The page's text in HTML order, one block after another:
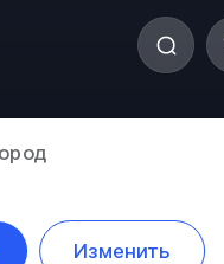
Изменить
в